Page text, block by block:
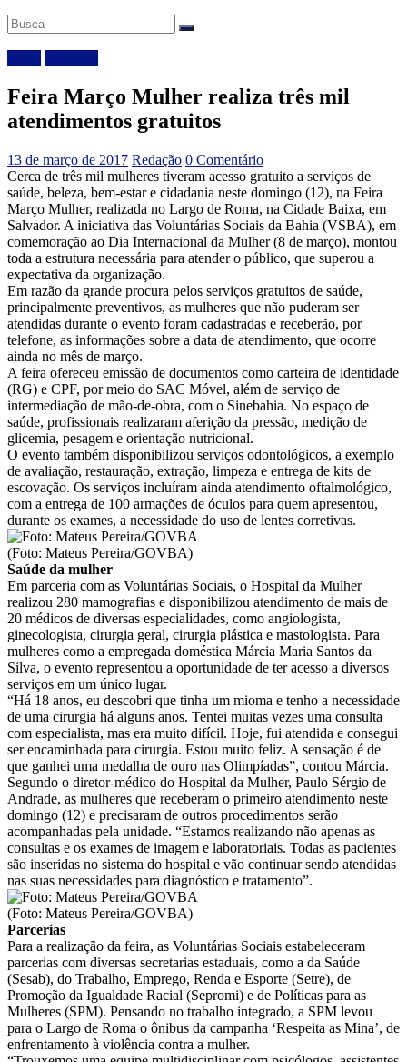
Feira Março Mulher realiza três mil
atendimentos gratuitos
13 de março de 2017 Redação 0 Comentário
Cerca de três mil mulheres tiveram acesso gratuito a serviços de
saúde, beleza, bem-estar e cidadania neste domingo (12), na Feira
Março Mulher, realizada no Largo de Roma, na Cidade Baixa, em
Salvador. A iniciativa das Voluntárias Sociais da Bahia (VSBA), em
comemoração ao Dia Internacional da Mulher (8 de março), montou
toda a estrutura necessária para atender o público, que superou a
expectativa da organização.
Em razão da grande procura pelos serviços gratuitos de saúde,
principalmente preventivos, as mulheres que não puderam ser
atendidas durante o evento foram cadastradas e receberão, por
telefone, as informações sobre a data de atendimento, que ocorre
ainda no mês de março.
A feira ofereceu emissão de documentos como carteira de identidade
(RG) e CPF, por meio do SAC Móvel, além de serviço de
intermediação de mão-de-obra, com o Sinebahia. No espaço de
saúde, profissionais realizaram aferição da pressão, medição de
glicemia, pesagem e orientação nutricional.
O evento também disponibilizou serviços odontológicos, a exemplo
de avaliação, restauração, extração, limpeza e entrega de kits de
escovação. Os serviços incluíram ainda atendimento oftalmológico,
com a entrega de 100 armações de óculos para quem apresentou,
durante os exames, a necessidade do uso de lentes corretivas.
(Foto: Mateus Pereira/GOVBA)
Saúde da mulher
Em parceria com as Voluntárias Sociais, o Hospital da Mulher
realizou 280 mamografias e disponibilizou atendimento de mais de
20 médicos de diversas especialidades, como angiologista,
ginecologista, cirurgia geral, cirurgia plástica e mastologista. Para
mulheres como a empregada doméstica Márcia Maria Santos da
Silva, o evento representou a oportunidade de ter acesso a diversos
serviços em um único lugar.
“Há 18 anos, eu descobri que tinha um mioma e tenho a necessidade
de uma cirurgia há alguns anos. Tentei muitas vezes uma consulta
com especialista, mas era muito difícil. Hoje, fui atendida e consegui
ser encaminhada para cirurgia. Estou muito feliz. A sensação é de
que ganhei uma medalha de ouro nas Olimpíadas”, contou Márcia.
Segundo o diretor-médico do Hospital da Mulher, Paulo Sérgio de
Andrade, as mulheres que receberam o primeiro atendimento neste
domingo (12) e precisaram de outros procedimentos serão
acompanhadas pela unidade. “Estamos realizando não apenas as
consultas e os exames de imagem e laboratoriais. Todas as pacientes
são inseridas no sistema do hospital e vão continuar sendo atendidas
nas suas necessidades para diagnóstico e tratamento”.
(Foto: Mateus Pereira/GOVBA)
Parcerias
Para a realização da feira, as Voluntárias Sociais estabeleceram
parcerias com diversas secretarias estaduais, como a da Saúde
(Sesab), do Trabalho, Emprego, Renda e Esporte (Setre), de
Promoção da Igualdade Racial (Sepromi) e de Políticas para as
Mulheres (SPM). Pensando no trabalho integrado, a SPM levou
para o Largo de Roma o ônibus da campanha ‘Respeita as Mina’, de
enfrentamento à violência contra a mulher.